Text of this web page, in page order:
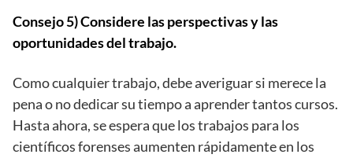
Consejo 5) Considere las perspectivas y las
oportunidades del trabajo.
Como cualquier trabajo, debe averiguar si merece la
pena o no dedicar su tiempo a aprender tantos cursos.
Hasta ahora, se espera que los trabajos para los
científicos forenses aumenten rápidamente en los